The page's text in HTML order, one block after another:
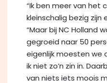
“Ik ben meer van het
kleinschalig bezig zijn
“Maar bij NC Holland
gegroeid naar 50
eigenlijk moesten we
ik niet zo’n zin in.
van niets iets moois